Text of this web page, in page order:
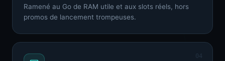
Ramené au Go de RAM utile et aux slots réels, hors
promos de lancement trompeuses.
04